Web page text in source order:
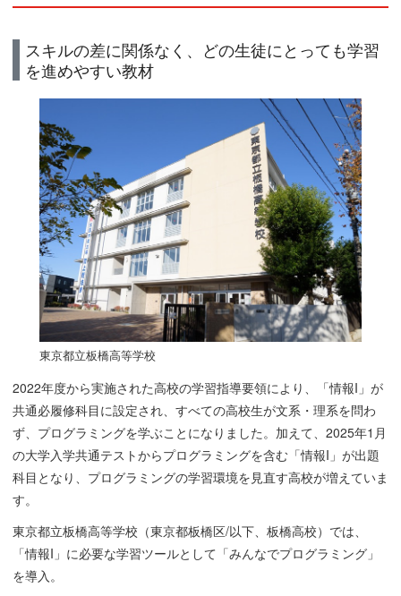
スキルの差に関係なく、どの生徒にとっても学習
を進めやすい教材
東京都立板橋高等学校
2022年度から実施された高校の学習指導要領により、「情報I」が
共通必履修科目に設定され、すべての高校生が文系・理系を問わ
ず、プログラミングを学ぶことになりました。加えて、2025年1月
の大学入学共通テストからプログラミングを含む「情報I」が出題
科目となり、プログラミングの学習環境を見直す高校が増えていま
す。
東京都立板橋高等学校（東京都板橋区/以下、板橋高校）では、
「情報I」に必要な学習ツールとして「みんなでプログラミング」
を導入。